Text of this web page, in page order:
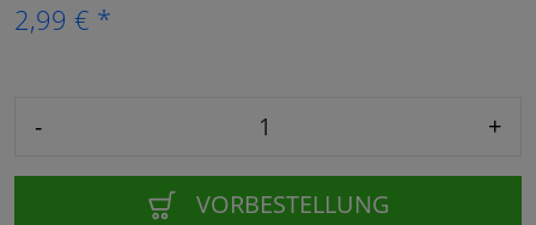
2,99 € *
- +
VORBESTELLUNG